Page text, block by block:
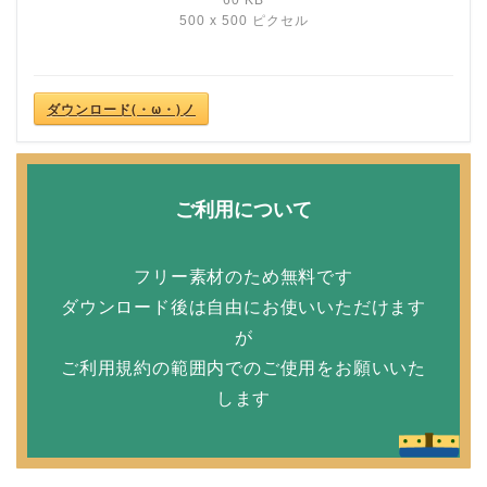
500 x 500 ピクセル
ダウンロード(・ω・)ノ
ご利用について
フリー素材のため無料です
ダウンロード後は自由にお使いいただけます
が
ご利用規約の範囲内でのご使用をお願いいた
します